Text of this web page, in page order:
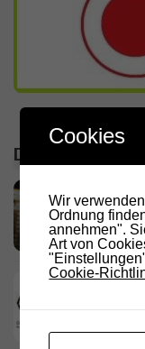
DIE LETZTEN
2.
Cookies
Wir
Ordnung
annehmen".
Art von
Cookie-